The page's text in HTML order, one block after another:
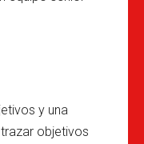
y una
objetivos